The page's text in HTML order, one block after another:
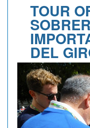
CALENDARIO
ALBI D'ORO
NEWSLETTER
TOUR
DEL